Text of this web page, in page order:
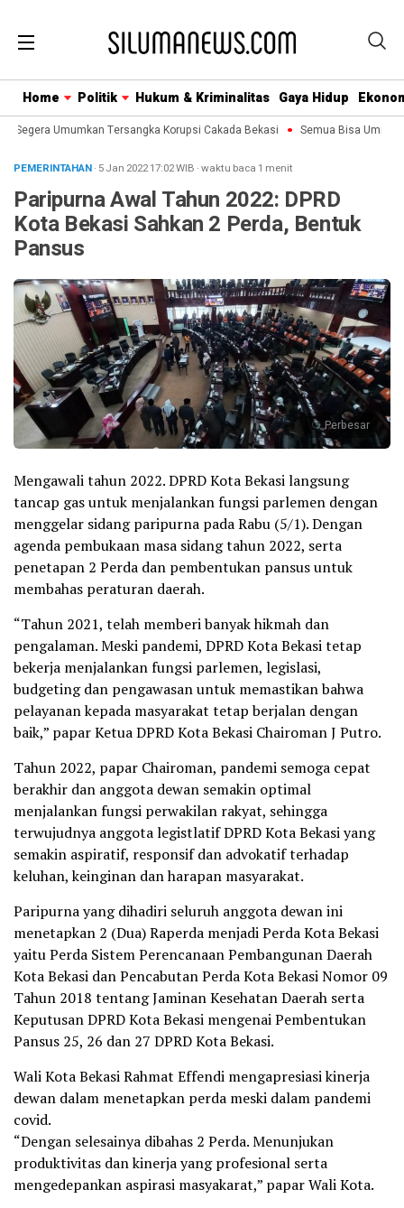
Home Politik Hukum & Kriminalitas Gaya Hidup
Segera Umumkan Tersangka Korupsi Cakada Bekasi Semua Bisa Umroh
PEMERINTAHAN· 5 Jan 202217:02WIB ·waktu baca 1 menit
Paripurna Awal Tahun 2022: DPRD
Kota Bekasi Sahkan 2 Perda, Bentuk
Pansus
Perbesar
Mengawali tahun 2022. DPRD Kota Bekasi langsung
tancap gas untuk menjalankan fungsi parlemen dengan
menggelar sidang paripurna pada Rabu (5/1). Dengan
agenda pembukaan masa sidang tahun 2022, serta
penetapan 2 Perda dan pembentukan pansus untuk
membahas peraturan daerah.
“Tahun 2021, telah memberi banyak hikmah dan
pengalaman. Meski pandemi, DPRD Kota Bekasi tetap
bekerja menjalankan fungsi parlemen, legislasi,
budgeting dan pengawasan untuk memastikan bahwa
pelayanan kepada masyarakat tetap berjalan dengan
baik,” papar Ketua DPRD Kota Bekasi Chairoman J Putro.
Tahun 2022, papar Chairoman, pandemi semoga cepat
berakhir dan anggota dewan semakin optimal
menjalankan fungsi perwakilan rakyat, sehingga
terwujudnya anggota legistlatif DPRD Kota Bekasi yang
semakin aspiratif, responsif dan advokatif terhadap
keluhan, keinginan dan harapan masyarakat.
Paripurna yang dihadiri seluruh anggota dewan ini
menetapkan 2 (Dua) Raperda menjadi Perda Kota Bekasi
yaitu Perda Sistem Perencanaan Pembangunan Daerah
Kota Bekasi dan Pencabutan Perda Kota Bekasi Nomor 09
Tahun 2018 tentang Jaminan Kesehatan Daerah serta
Keputusan DPRD Kota Bekasi mengenai Pembentukan
Pansus 25, 26 dan 27 DPRD Kota Bekasi.
Wali Kota Bekasi Rahmat Effendi mengapresiasi kinerja
dewan dalam menetapkan perda meski dalam pandemi
covid.
“Dengan selesainya dibahas 2 Perda. Menunjukan
produktivitas dan kinerja yang profesional serta
mengedepankan aspirasi masyakarat,” papar Wali Kota.